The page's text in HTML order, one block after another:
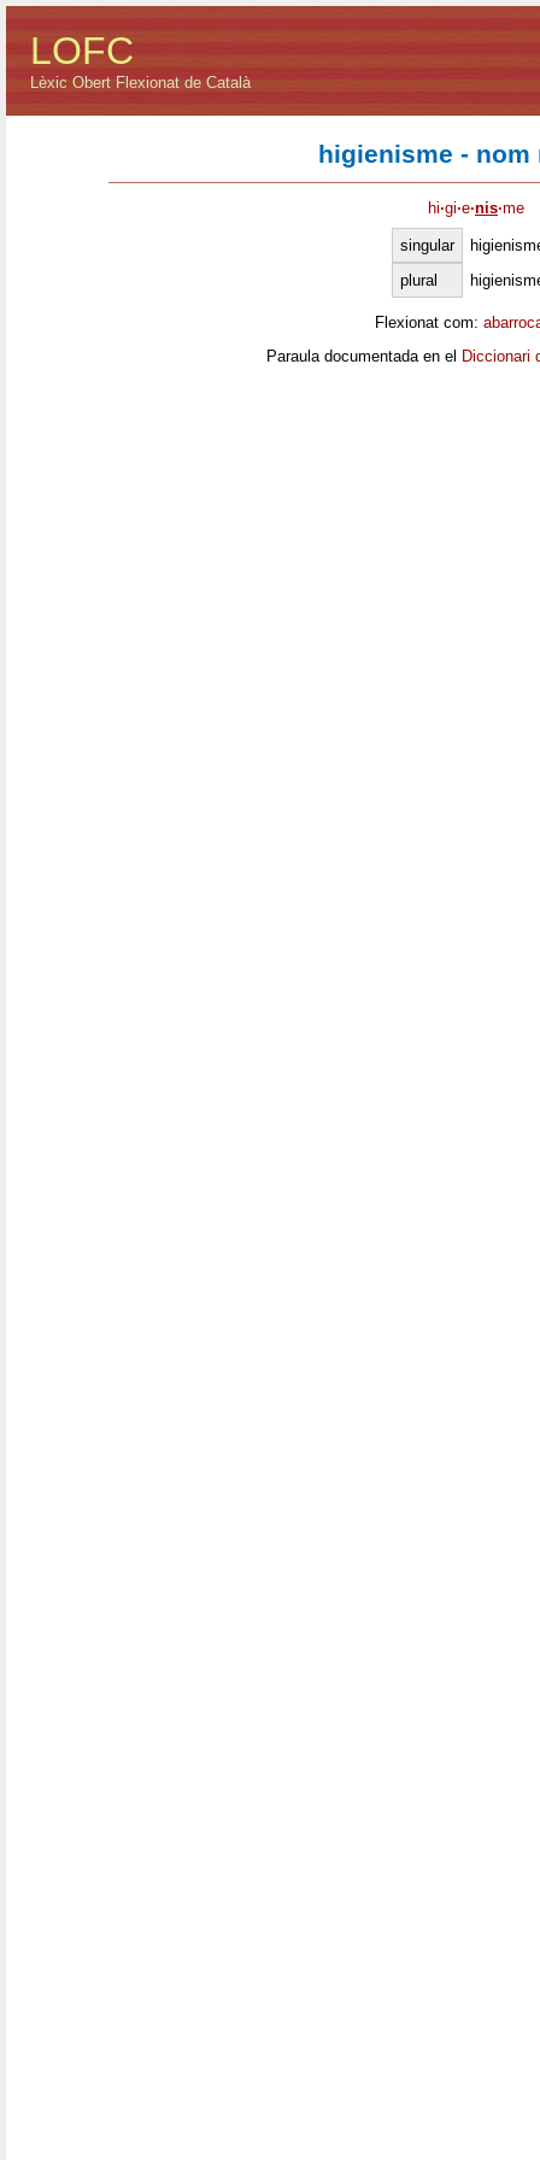
LOFC
Lèxic Obert Flexionat de Català
higienisme - nom
hi·gi·e·nis·me
singular
plural
Flexionat com:
Paraula documentada en el Diccionari